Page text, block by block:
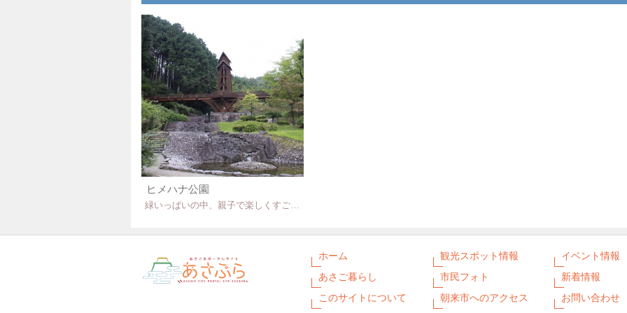
ヒメハナ公園
緑いっぱいの中、親子で楽しくすごせる公園！！
ホーム 観光スポット情報 イベント情報
あさご暮らし
市民フォト
新着情報
このサイトについて
朝来市へのアクセス お問い合わせ